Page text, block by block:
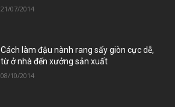
21/07/2014
Cách làm đậu nành rang sấy giòn cực dễ,
từ ở nhà đến xưởng sản xuất
08/10/2014